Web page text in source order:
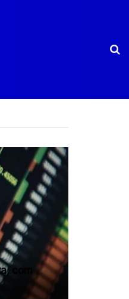
com